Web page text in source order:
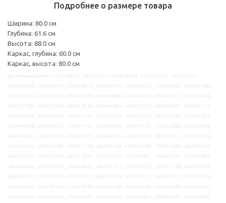
Подробнее о размере товара
Ширина: 80.0 см
Глубина: 61.6 см
Высота: 88.0 см
Каркас, глубина: 60.0 см
Каркас, высота: 80.0 см